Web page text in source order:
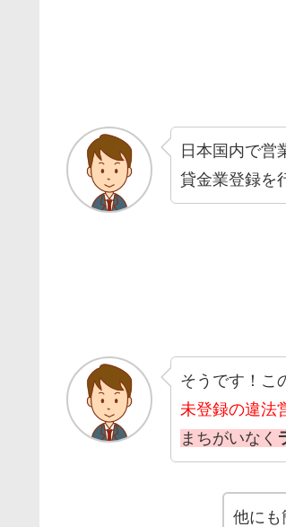
日本国内で営
貸金業登録を
そうです！こ
未登録の違法
まちがいなく
他にも